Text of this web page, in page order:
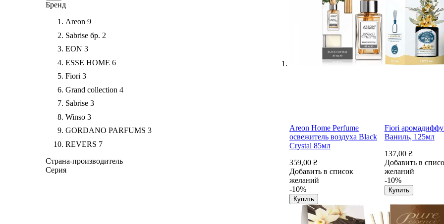
Areon Home Perfume
освежитель воздуха Black
Crystal 85мл
359,00 ₴
Добавить в список
желаний
-10%
Купить
Fiori
Ваниль, 125мл
137,00 ₴
Добавить в
желаний
-10%
Купить
Бренд
Areon 9
Sabrise бр. 2
EON 3
ESSE HOME 6
Fiori 3
Grand collection 4
Sabrise 3
Winso 3
GORDANO PARFUMS 3
REVERS 7
Страна-производитель
Серия